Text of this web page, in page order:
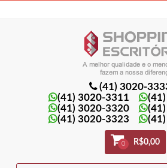
(41) 3020-
(41) 3020-3311
(41) 3020-3320
(41) 3020-3323
0 R$0,00